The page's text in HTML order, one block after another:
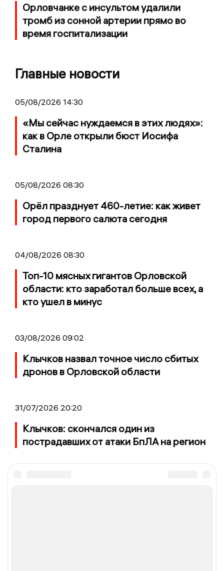
Орловчанке с инсультом удалили
тромб из сонной артерии прямо во
время госпитализации
Главные новости
05/08/2026 14:30
«Мы сейчас нуждаемся в этих людях»:
как в Орле открыли бюст Иосифа
Сталина
05/08/2026 08:30
Орёл празднует 460-летие: как живет
город первого салюта сегодня
04/08/2026 08:30
Топ-10 мясных гигантов Орловской
области: кто заработал больше всех, а
кто ушел в минус
03/08/2026 09:02
Клычков назвал точное число сбитых
дронов в Орловской области
31/07/2026 20:20
Клычков: скончался один из
пострадавших от атаки БпЛА на регион